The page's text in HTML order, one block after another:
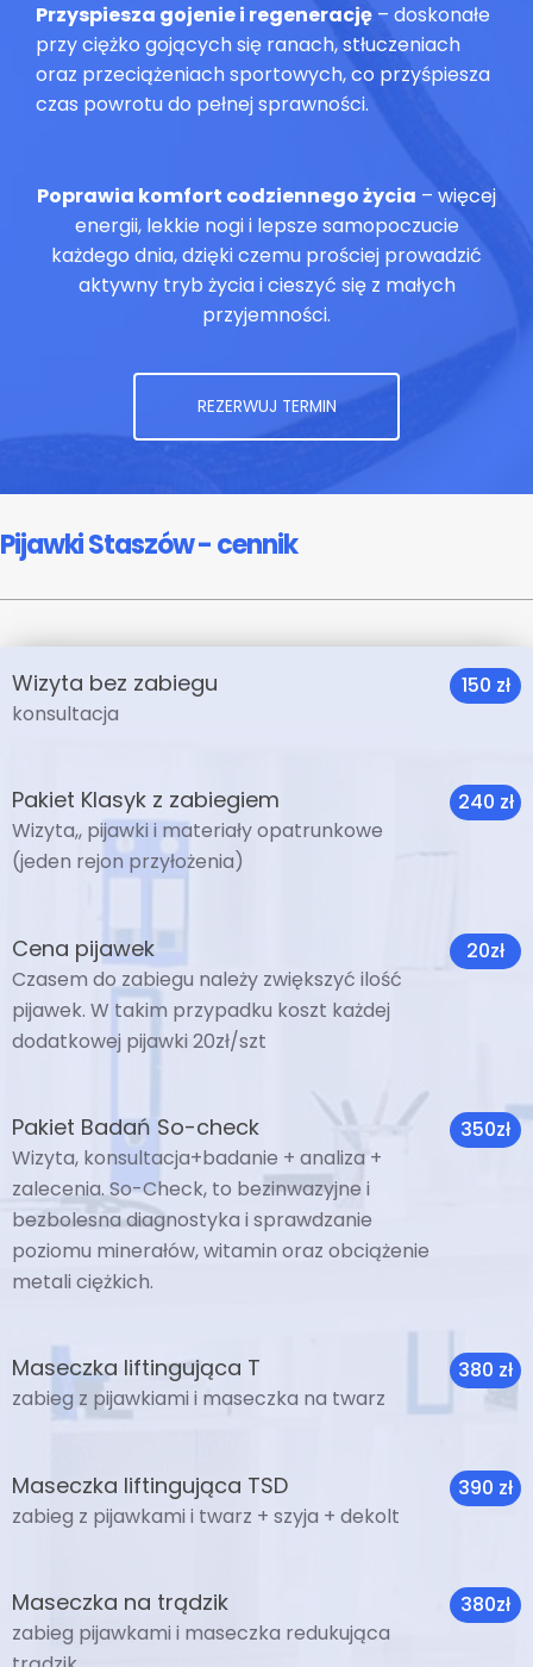
Przyspiesza gojenie i regenerację – doskonałe
przy ciężko gojących się ranach, stłuczeniach
oraz przeciążeniach sportowych, co przyśpiesza
czas powrotu do pełnej sprawności.
Poprawia komfort codziennego życia – więcej
energii, lekkie nogi i lepsze samopoczucie
każdego dnia, dzięki czemu prościej prowadzić
aktywny tryb życia i cieszyć się z małych
przyjemności.
REZERWUJ TERMIN
Pijawki Staszów - cennik
Wizyta bez zabiegu
konsultacja
150 zł
Pakiet Klasyk z zabiegiem
Wizyta,, pijawki i materiały opatrunkowe
(jeden rejon przyłożenia)
240 zł
Cena pijawek
Czasem do zabiegu należy zwiększyć ilość
pijawek. W takim przypadku koszt każdej
dodatkowej pijawki 20zł/szt
20zł
Pakiet Badań So-check
Wizyta, konsultacja+badanie + analiza +
zalecenia. So-Check, to bezinwazyjne i
bezbolesna diagnostyka i sprawdzanie
poziomu minerałów, witamin oraz obciążenie
metali ciężkich.
350zł
Maseczka liftingująca T
zabieg z pijawkiami i maseczka na twarz
380 zł
Maseczka liftingująca TSD
zabieg z pijawkami i twarz + szyja + dekolt
390 zł
Maseczka na trądzik
zabieg pijawkami i maseczka redukująca
380zł